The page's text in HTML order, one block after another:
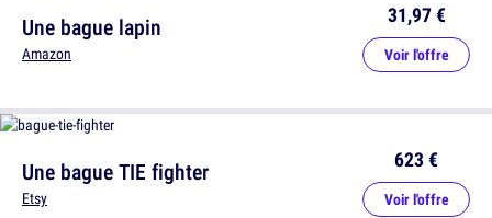
Une bague TIE fighter
Etsy
623 €
Voir l'offre
Une bague lapin
Amazon
31,97 €
Voir l'offre